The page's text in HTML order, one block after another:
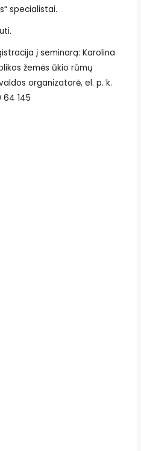
specialistai.
į seminarą: Karolina
žemės ūkio rūmų
organizatorė, el. p. k.
64 145